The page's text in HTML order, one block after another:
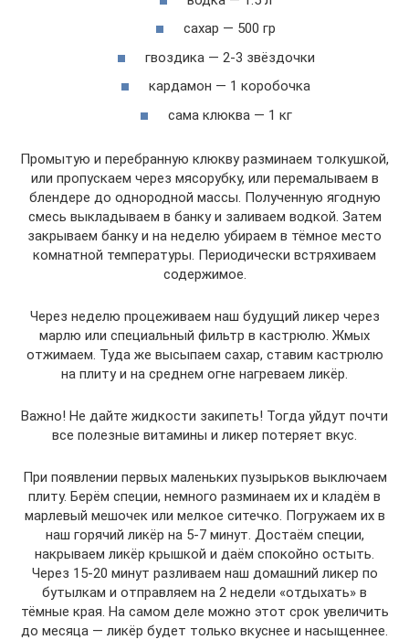
сахар — 500 гр
гвоздика — 2-3 звёздочки
кардамон — 1 коробочка
сама клюква — 1 кг
Промытую и перебранную клюкву разминаем толкушкой,
или пропускаем через мясорубку, или перемалываем в
блендере до однородной массы. Полученную ягодную
смесь выкладываем в банку и заливаем водкой. Затем
закрываем банку и на неделю убираем в тёмное место
комнатной температуры. Периодически встряхиваем
содержимое.
Через неделю процеживаем наш будущий ликер через
марлю или специальный фильтр в кастрюлю. Жмых
отжимаем. Туда же высыпаем сахар, ставим кастрюлю
на плиту и на среднем огне нагреваем ликёр.
Важно! Не дайте жидкости закипеть! Тогда уйдут почти
все полезные витамины и ликер потеряет вкус.
При появлении первых маленьких пузырьков выключаем
плиту. Берём специи, немного разминаем их и кладём в
марлевый мешочек или мелкое ситечко. Погружаем их в
наш горячий ликёр на 5-7 минут. Достаём специи,
накрываем ликёр крышкой и даём спокойно остыть.
Через 15-20 минут разливаем наш домашний ликер по
бутылкам и отправляем на 2 недели «отдыхать» в
тёмные края. На самом деле можно этот срок увеличить
до месяца — ликёр будет только вкуснее и насыщеннее.